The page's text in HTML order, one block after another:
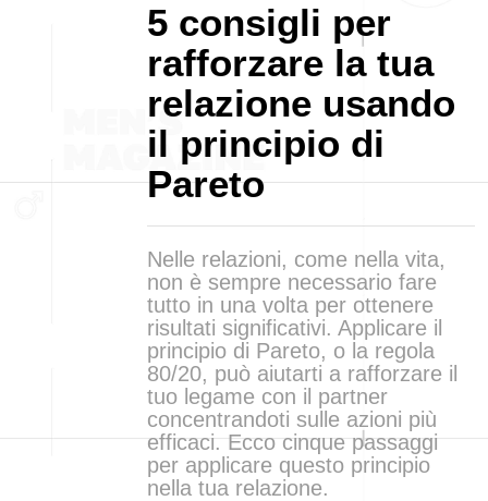
5 consigli per
rafforzare la tua
relazione usando
il principio di
Pareto
Nelle relazioni, come nella vita,
non è sempre necessario fare
tutto in una volta per ottenere
risultati significativi. Applicare il
principio di Pareto, o la regola
80/20, può aiutarti a rafforzare il
tuo legame con il partner
concentrandoti sulle azioni più
efficaci. Ecco cinque passaggi
per applicare questo principio
nella tua relazione.